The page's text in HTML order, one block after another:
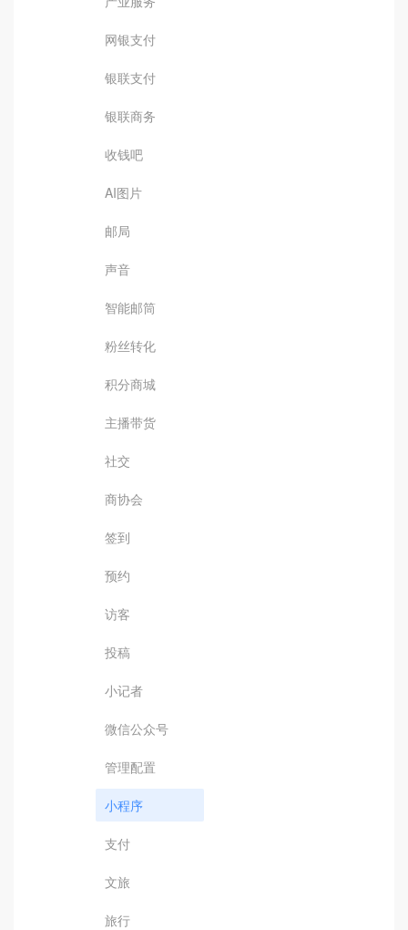
网银支付
银联支付
银联商务
收钱吧
AI图片
邮局
声音
智能邮筒
粉丝转化
积分商城
主播带货
社交
商协会
签到
预约
访客
投稿
小记者
微信公众号
管理配置
小程序
支付
文旅
旅行